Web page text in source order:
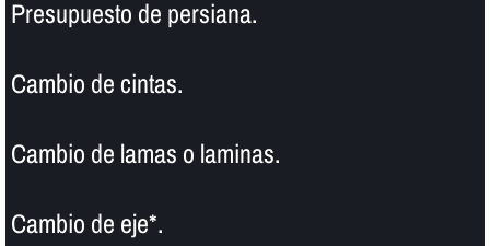
Presupuesto de persiana.
Cambio de cintas.
Cambio de lamas o laminas.
Cambio de eje*.